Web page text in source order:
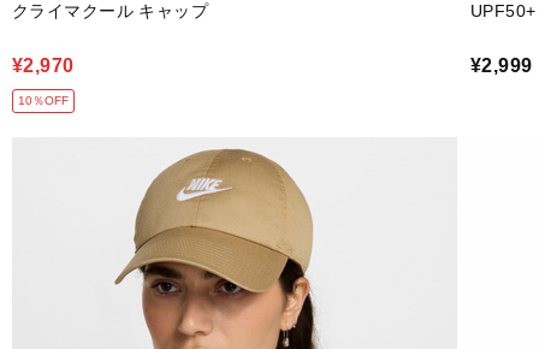
クライマクール キャップ
¥2,970
10％OFF
¥2,999